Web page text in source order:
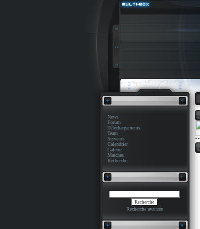
News
Forum
Téléchargements
Team
Serveurs
Calendrier
Galerie
Matches
Recherche
Recherche avancée